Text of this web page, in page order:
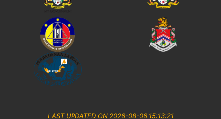
LAST UPDATED ON 2026-08-06 15:13:21